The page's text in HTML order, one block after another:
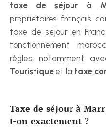
taxe de séjour à
propriétaires français
taxe de séjour en
fonctionnement
règles, notamment
Touristique et la taxe
Taxe de séjour à
t-on exactement ?